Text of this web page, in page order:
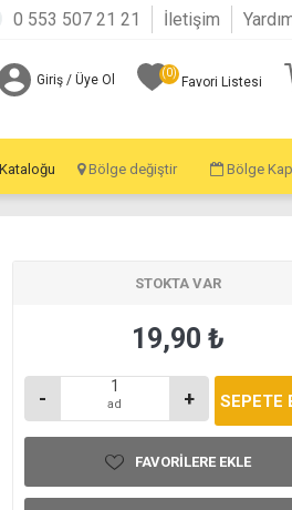
0 553 507 21 21 İletişim
Giriş / Üye Ol Favori Listesi
(0)
Bölge değiştir Bölge
STOKTA VAR
19,90 ₺
- ad +
FAVORILERE EKLE